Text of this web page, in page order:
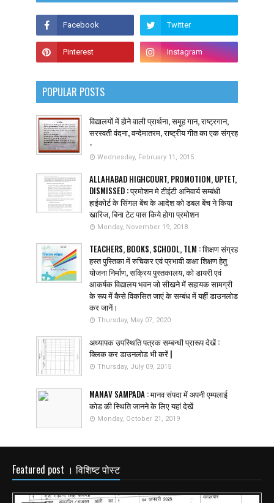
POPULAR POSTS
विद्यालयों में होने वाली प्रार्थना, समूह गान, राष्ट्रगान,
सरस्वती वंदना, वन्देमातरम, राष्ट्रीय गीत का एक संग्रह
-
Wednesday, February 11, 2015
ALLAHABAD HIGHCOURT, PROMOTION, UPTET,
DISMISSED : प्रमोशन मे टीईटी अनिवार्य सम्बंधी
हाईकोर्ट के सिंगल बेंच के आदेश को डबल बेंच ने किया
खारिज, बिना टेट पास किये होगा प्रमोशन
Monday, November 19, 2018
TEACHERS, BOOKS, SCHOOL, TLM : शिक्षण संग्रह
हस्त पुस्तिका में रुचिकर एवं प्रभावी कक्षा शिक्षण हेतु
योजना निर्माण, सक्रिय पुस्तकालय, को डायरी एवं
आकर्षक विद्यालय भवन जो सीखने में सहायक सामग्री
के रूप में कैसे विकसित जाएं के सम्बंध में यहीं डाउनलोड
कर जानें।
Thursday, May 07, 2020
अध्यापक उपस्थिति पत्रक सम्बन्धी प्रारूप देखें :
क्लिक कर डाउनलोड भी करें |
Thursday, July 09, 2015
MANAV SAMPADA : मानव संपदा में अपनी एम्पलाई
कोड की स्थिति जानने के लिए यहां देखें
Monday, October 21, 2019
Featured post । विशिष्ट पोस्ट